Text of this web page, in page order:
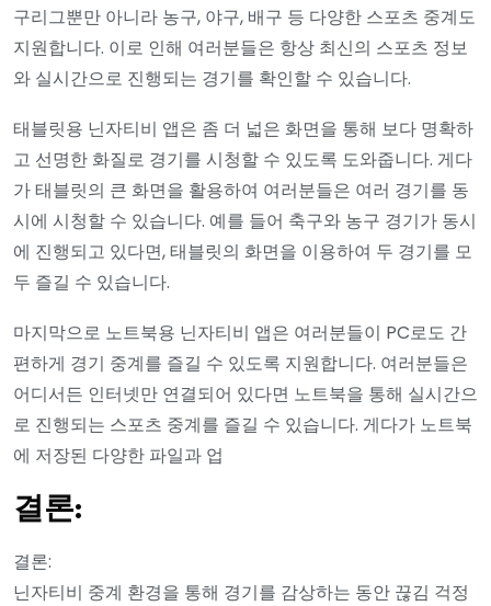
구리그뿐만 아니라 농구, 야구, 배구 등 다양한 스포츠 중계도
지원합니다. 이로 인해 여러분들은 항상 최신의 스포츠 정보
와 실시간으로 진행되는 경기를 확인할 수 있습니다.
태블릿용 닌자티비 앱은 좀 더 넓은 화면을 통해 보다 명확하
고 선명한 화질로 경기를 시청할 수 있도록 도와줍니다. 게다
가 태블릿의 큰 화면을 활용하여 여러분들은 여러 경기를 동
시에 시청할 수 있습니다. 예를 들어 축구와 농구 경기가 동시
에 진행되고 있다면, 태블릿의 화면을 이용하여 두 경기를 모
두 즐길 수 있습니다.
마지막으로 노트북용 닌자티비 앱은 여러분들이 PC로도 간
편하게 경기 중계를 즐길 수 있도록 지원합니다. 여러분들은
어디서든 인터넷만 연결되어 있다면 노트북을 통해 실시간으
로 진행되는 스포츠 중계를 즐길 수 있습니다. 게다가 노트북
에 저장된 다양한 파일과 업
결론:
결론:
닌자티비 중계 환경을 통해 경기를 감상하는 동안 끊김 걱정